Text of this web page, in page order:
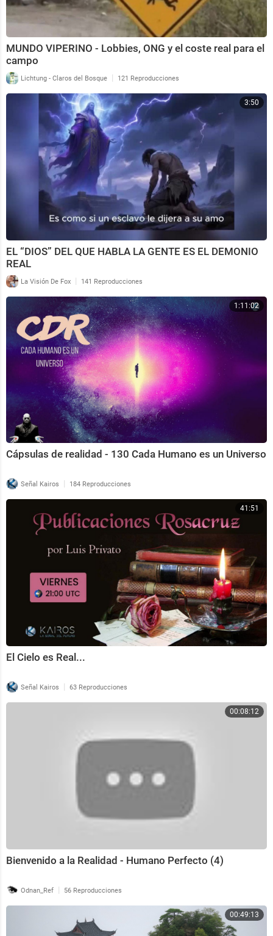
MUNDO VIPERINO - Lobbies, ONG y el coste real para el
campo
Lichtung - Claros del Bosque | 121 Reproducciones
3:50
EL “DIOS” DEL QUE HABLA LA GENTE ES EL DEMONIO
REAL
La Visión De Fox | 141 Reproducciones
1:11:02
⁣Cápsulas de realidad - 130 Cada Humano es un Universo
Señal Kairos | 184 Reproducciones
41:51
El Cielo es Real...
Señal Kairos | 63 Reproducciones
00:08:12
Bienvenido a la Realidad - Humano Perfecto (4)
Odnan_Ref | 56 Reproducciones
00:49:13